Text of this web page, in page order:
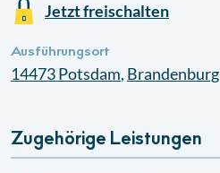
Jetzt freischalten
Ausführungsort
14473Potsdam, Brandenburg
Zugehörige Leistungen